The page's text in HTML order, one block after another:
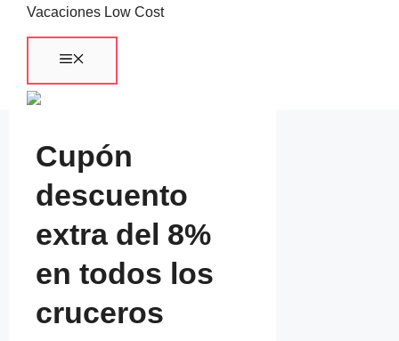
Saltar
contenido
Vacaciones Low Cost
Cupón
descuento
extra del 8%
en todos los
cruceros